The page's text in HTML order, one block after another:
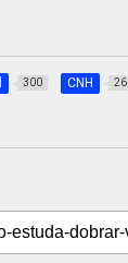
300 CNH 26